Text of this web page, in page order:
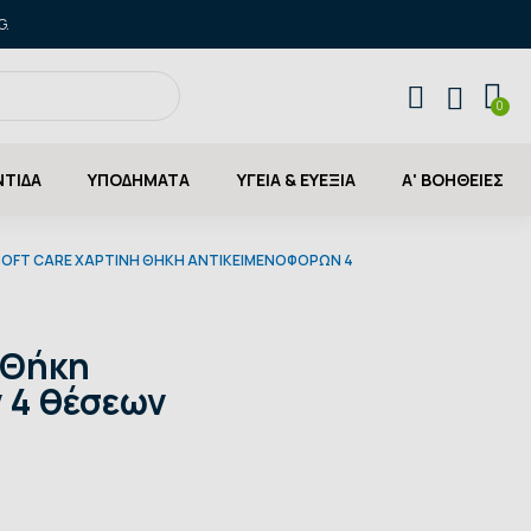
ΥΠΟΔΗΜΑΤΑ ΥΓΕΙΑ & ΕΥΕΞΙΑ Α' ΒΟΗΘΕΙΕΣ
CARE ΧΆΡΤΙΝΗ ΘΉΚΗ ΑΝΤΙΚΕΙΜΕΝΟΦΌΡΩΝ 4
4 θέσεων